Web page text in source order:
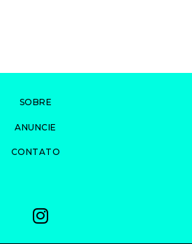
SOBRE
ANUNCIE
CONTATO